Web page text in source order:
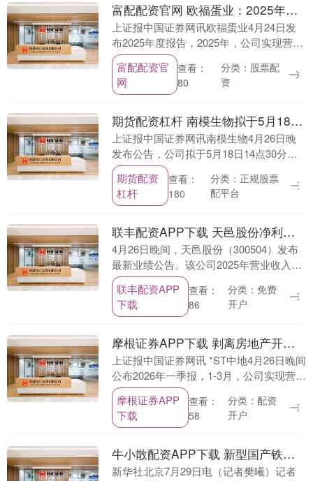
富配配资官网 欧福蛋业：2025年净利润大增近九成 全国产能布局成型
上证报中国证券网讯欧福蛋业4月24日发
布2025年度报告，2025年，公司实现营业
收入9.05亿元，同比基本持平；归母净利
润达8654.41万元，同比大幅增长8....
富配配资官
网
查看：
80
分类：股票配
资
期货配资杠杆 南模生物拟于5月18日召开2025年度股东会
上证报中国证券网讯南模生物4月26日晚
发布公告，公司拟于5月18日14点30分在
上海市浦东新区琥珀路63弄1号M10会议室
召开2025年度股东会，审议公司202....
期货配资
杠杆
查看：
180
分类：正规股票
配平台
联丰配资APP下载 天邑股份净利三连降！去年亏超1亿元 90%销售额依赖五大客户
4月26日晚间，天邑股份（300504）发布
最新业绩公告。该公司2025年营业收入约
12.26亿元，同比减少30.62%；归属于上
市公司股东的净利润亏损约1.0....
联丰配资APP
下载
查看：
86
分类：免费
开户
摩根证券APP下载 剥离房地产开发业务 *ST中地一季度净利润扭亏为盈
上证报中国证券网讯 *ST中地4月26日晚间
公布2026年一季报，1-3月，公司实现营业
收入3.48亿元，同比减少97.04%；归母净
利润343.49万元，较上....
摩根证券APP
下载
查看：
58
分类：配资
开户
牛小散配资APP下载 新型国产铁路道岔焊接装备上线作业
新华社北京7月29日电（记者樊曦）记者